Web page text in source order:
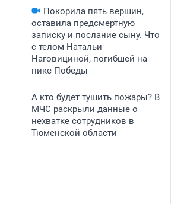
Покорила пять вершин,
оставила предсмертную
записку и послание сыну. Что
с телом Натальи
Наговициной, погибшей на
пике Победы
А кто будет тушить пожары? В
МЧС раскрыли данные о
нехватке сотрудников в
Тюменской области